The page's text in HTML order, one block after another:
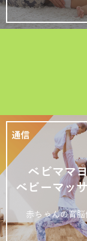
ベビママ
ベビーマッ
赤ちゃんの育脳